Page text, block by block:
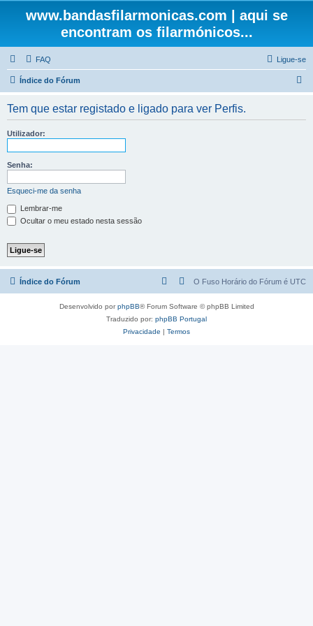
www.bandasfilarmonicas.com | aqui se
encontram os filarmónicos...
FAQ Ligue-se
Índice do Fórum
Tem que estar registado e ligado para ver Perfis.
Utilizador:
Senha:
Esqueci-me da senha
Lembrar-me
Ocultar o meu estado nesta sessão
Índice do Fórum O Fuso Horário do Fórum é UTC
Desenvolvido porphpBB® Forum Software © phpBB Limited
Traduzido por: phpBB Portugal
Privacidade | Termos